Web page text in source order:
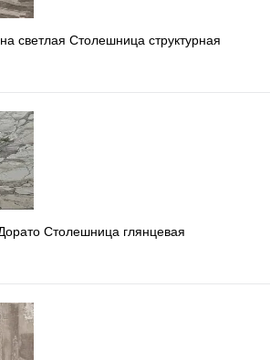
светлая Столешница структурная
Столешница глянцевая